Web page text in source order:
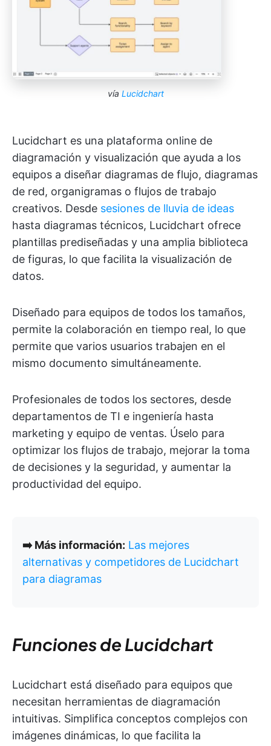
vía Lucidchart
Lucidchart es una plataforma online de
diagramación y visualización que ayuda a los
equipos a diseñar diagramas de flujo, diagramas
de red, organigramas o flujos de trabajo
creativos. Desde sesiones de lluvia de ideas
hasta diagramas técnicos, Lucidchart ofrece
plantillas prediseñadas y una amplia biblioteca
de figuras, lo que facilita la visualización de
datos.
Diseñado para equipos de todos los tamaños,
permite la colaboración en tiempo real, lo que
permite que varios usuarios trabajen en el
mismo documento simultáneamente.
Profesionales de todos los sectores, desde
departamentos de TI e ingeniería hasta
marketing y equipo de ventas. Úselo para
optimizar los flujos de trabajo, mejorar la toma
de decisiones y la seguridad, y aumentar la
productividad del equipo.
➡️ Más información: Las mejores
alternativas y competidores de Lucidchart
para diagramas
Funciones de Lucidchart
Lucidchart está diseñado para equipos que
necesitan herramientas de diagramación
intuitivas. Simplifica conceptos complejos con
imágenes dinámicas, lo que facilita la